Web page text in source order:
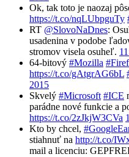
Ok, tak toto je naozaj
https://t.co/nqLUbpguTy
RT @SlovoNaDnes:
usadenina v podobe
stromov visela osuheľ.
64-bitový #Mozilla
https://t.co/gAtgrAG6bL
2015
Skvelý #Microsoft #ICE
parádne nové funkcie a
https://t.co/2zJkjW3CVa
Kto by chcel,
stiahnuť na http://t.co/
mail a licenciu: